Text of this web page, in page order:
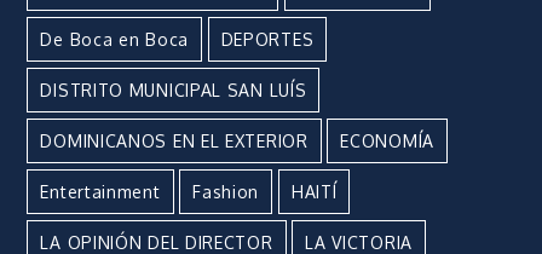
De Boca en Boca DEPORTES
DISTRITO MUNICIPAL SAN LUÍS
DOMINICANOS EN EL EXTERIOR ECONOMÍA
Entertainment Fashion HAITÍ
LA OPINIÓN DEL DIRECTOR LA VICTORIA